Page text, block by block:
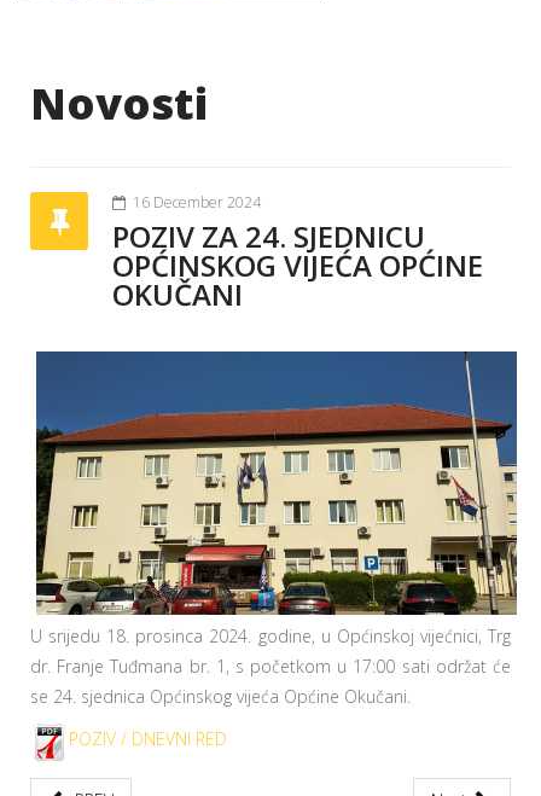
Novosti
16 December 2024
POZIV ZA 24. SJEDNICU
OPĆINSKOG VIJEĆA OPĆINE
OKUČANI
U srijedu 18. prosinca 2024. godine, u Općinskoj vijećnici, Trg
dr. Franje Tuđmana br. 1, s početkom u 17:00 sati održat će
se 24. sjednica Općinskog vijeća Općine Okučani.
POZIV / DNEVNI RED